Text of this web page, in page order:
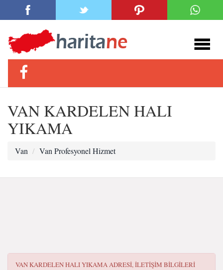
VAN KARDELEN HALI
YIKAMA
Van Van Profesyonel Hizmet
VAN KARDELEN HALI YIKAMAADRESI, ILETIŞIM BILGILERI